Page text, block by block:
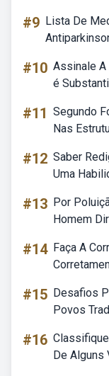
#9 Lista De
#10 Assinale A
é
#11 Segundo
Nas
#12 Saber
Uma
#13 Por
Homem
#14 Faça A
#15 Desafios
Povos
#16
De Alguns